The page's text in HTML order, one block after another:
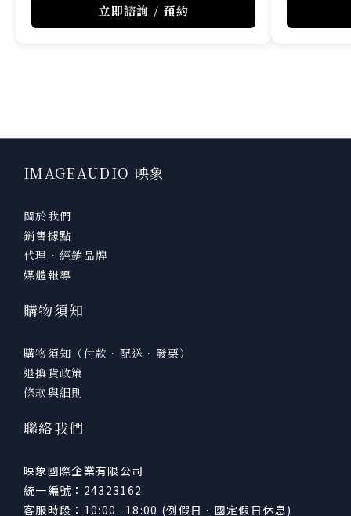
立即諮詢 / 預約
IMAGEAUDIO 映象
關於我們
銷售據點
代理．經銷品牌
媒體報導
購物須知
購物須知（付款．配送．發票）
退換貨政策
條款與細則
聯絡我們
映象國際企業有限公司
統一編號：24323162
客服時段：10:00 -18:00 (例假日．國定假日休息)